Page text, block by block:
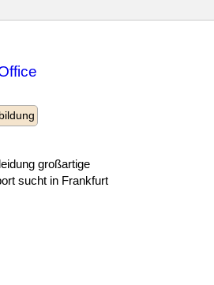
großartige
sucht in Frankfurt